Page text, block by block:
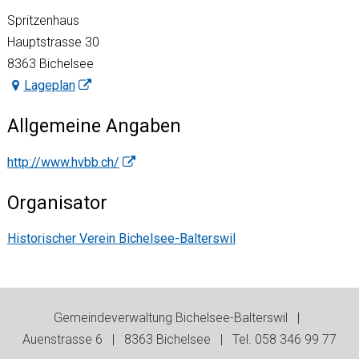
Spritzenhaus
Hauptstrasse 30
8363 Bichelsee
Lageplan
Allgemeine Angaben
http://www.hvbb.ch/
Organisator
Historischer Verein Bichelsee-Balterswil
Gemeindeverwaltung Bichelsee-Balterswil |
Auenstrasse 6 | 8363 Bichelsee | Tel. 058 346 99 77